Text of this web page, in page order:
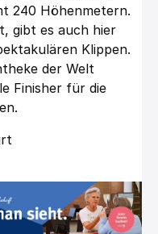
240 Höhenmetern.
gibt es auch hier
Klippen.
der Welt
Finisher für die